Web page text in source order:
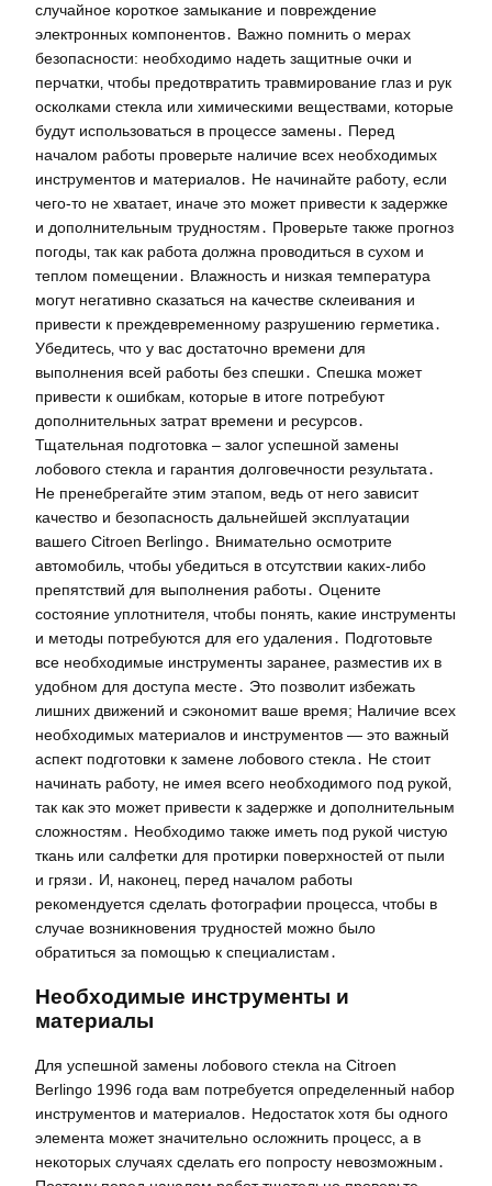
случайное короткое замыкание и повреждение
электронных компонентов․ Важно помнить о мерах
безопасности: необходимо надеть защитные очки и
перчатки‚ чтобы предотвратить травмирование глаз и рук
осколками стекла или химическими веществами‚ которые
будут использоваться в процессе замены․ Перед
началом работы проверьте наличие всех необходимых
инструментов и материалов․ Не начинайте работу‚ если
чего-то не хватает‚ иначе это может привести к задержке
и дополнительным трудностям․ Проверьте также прогноз
погоды‚ так как работа должна проводиться в сухом и
теплом помещении․ Влажность и низкая температура
могут негативно сказаться на качестве склеивания и
привести к преждевременному разрушению герметика․
Убедитесь‚ что у вас достаточно времени для
выполнения всей работы без спешки․ Спешка может
привести к ошибкам‚ которые в итоге потребуют
дополнительных затрат времени и ресурсов․
Тщательная подготовка – залог успешной замены
лобового стекла и гарантия долговечности результата․
Не пренебрегайте этим этапом‚ ведь от него зависит
качество и безопасность дальнейшей эксплуатации
вашего Citroen Berlingo․ Внимательно осмотрите
автомобиль‚ чтобы убедиться в отсутствии каких-либо
препятствий для выполнения работы․ Оцените
состояние уплотнителя‚ чтобы понять‚ какие инструменты
и методы потребуются для его удаления․ Подготовьте
все необходимые инструменты заранее‚ разместив их в
удобном для доступа месте․ Это позволит избежать
лишних движений и сэкономит ваше время; Наличие всех
необходимых материалов и инструментов — это важный
аспект подготовки к замене лобового стекла․ Не стоит
начинать работу‚ не имея всего необходимого под рукой‚
так как это может привести к задержке и дополнительным
сложностям․ Необходимо также иметь под рукой чистую
ткань или салфетки для протирки поверхностей от пыли
и грязи․ И‚ наконец‚ перед началом работы
рекомендуется сделать фотографии процесса‚ чтобы в
случае возникновения трудностей можно было
обратиться за помощью к специалистам․
Необходимые инструменты и
материалы
Для успешной замены лобового стекла на Citroen
Berlingo 1996 года вам потребуется определенный набор
инструментов и материалов․ Недостаток хотя бы одного
элемента может значительно осложнить процесс‚ а в
некоторых случаях сделать его попросту невозможным․